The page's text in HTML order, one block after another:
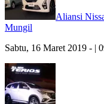
Aliansi
Mungil
Sabtu, 16 Maret 2019 - |